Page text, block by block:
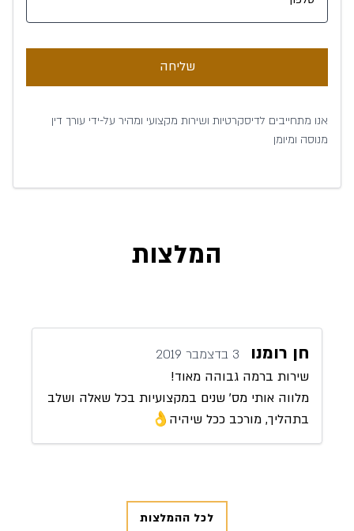
שליחה
אנו מתחייבים לדיסקרטיות ושירות מקצועי ומהיר על-ידי עורך דין
מנוסה ומיומן
המלצות
חן רומנו
3 בדצמבר 2019
שירות ברמה גבוהה מאוד!
מלווה אותי מס' שנים במקצועיות בכל שאלה ושלב
בתהליך, מורכב ככל שיהיה👌
לכל ההמלצות